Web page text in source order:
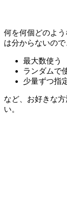
何を何個どのよ
は分からないので
最大数使う
ランダムで
少量ずつ指
など、お好きな
い。